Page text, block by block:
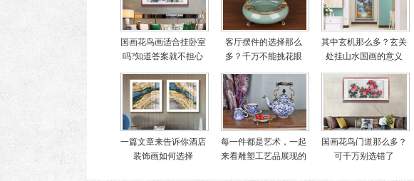
国画花鸟画适合挂卧室
吗?知道答案就不担心
客厅摆件的选择那么
多？千万不能挑花眼
其中玄机那么多？玄关
处挂山水国画的意义
一篇文章来告诉你酒店
装饰画如何选择
每一件都是艺术，一起
来看雕塑工艺品展现的
国画花鸟门道那么多？
可千万别选错了